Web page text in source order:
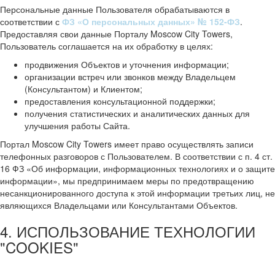
Персональные данные Пользователя обрабатываются в
соответствии с ФЗ «О персональных данных» № 152-ФЗ.
Предоставляя свои данные Порталу Moscow City Towers,
Пользователь соглашается на их обработку в целях:
продвижения Объектов и уточнения информации;
организации встреч или звонков между Владельцем
(Консультантом) и Клиентом;
предоставления консультационной поддержки;
получения статистических и аналитических данных для
улучшения работы Сайта.
Портал Moscow City Towers имеет право осуществлять записи
телефонных разговоров с Пользователем. В соответствии с п. 4 ст.
16 ФЗ «Об информации, информационных технологиях и о защите
информации», мы предпринимаем меры по предотвращению
несанкционированного доступа к этой информации третьих лиц, не
являющихся Владельцами или Консультантами Объектов.
4. ИСПОЛЬЗОВАНИЕ ТЕХНОЛОГИИ
"COOKIES"